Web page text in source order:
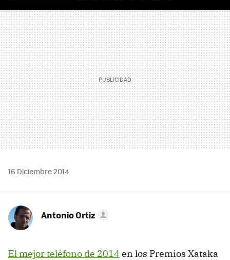
MAIL
16 Diciembre 2014
Antonio Ortiz
El mejor teléfono de 2014 en los Premios Xataka